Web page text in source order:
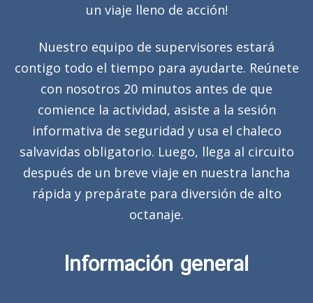
un viaje lleno de acción!
Nuestro equipo de supervisores estará
contigo todo el tiempo para ayudarte. Reúnete
con nosotros 20 minutos antes de que
comience la actividad, asiste a la sesión
informativa de seguridad y usa el chaleco
salvavidas obligatorio. Luego, llega al circuito
después de un breve viaje en nuestra lancha
rápida y prepárate para diversión de alto
octanaje.
Información general